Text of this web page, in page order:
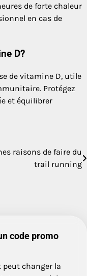
de forte chaleur
en cas de
D?
de vitamine D, utile
Protégez
et équilibrer
raisons de faire du
trail running
code promo
peut changer la